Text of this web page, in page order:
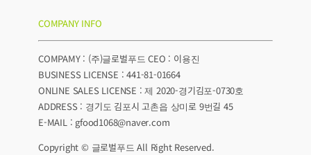
COMPANY INFO
COMPAMY : (주)글로벌푸드 CEO : 이용진
BUSINESS LICENSE : 441-81-01664
ONLINE SALES LICENSE : 제 2020-경기김포-0730호
ADDRESS : 경기도 김포시 고촌읍 상미로 9번길 45
E-MAIL : gfood1068@naver.com
Copyright © 글로벌푸드 All Right Reserved.